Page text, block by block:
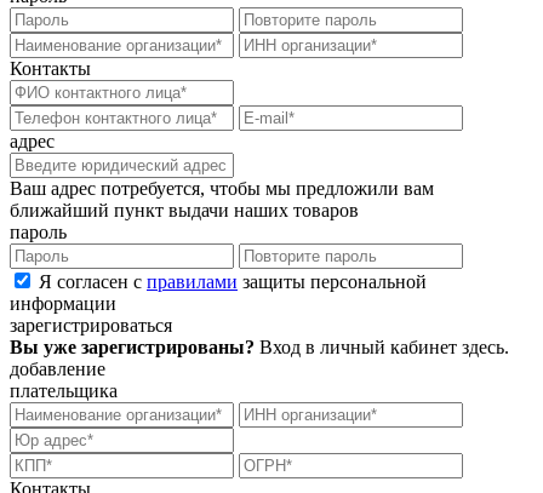
Контакты
адрес
Ваш адрес потребуется, чтобы мы предложили вам
ближайший пункт выдачи наших товаров
пароль
Я согласен с правилами защиты персональной
информации
зарегистрироваться
Вы уже зарегистрированы? Вход в личный кабинет здесь.
добавление
плательщика
Контакты